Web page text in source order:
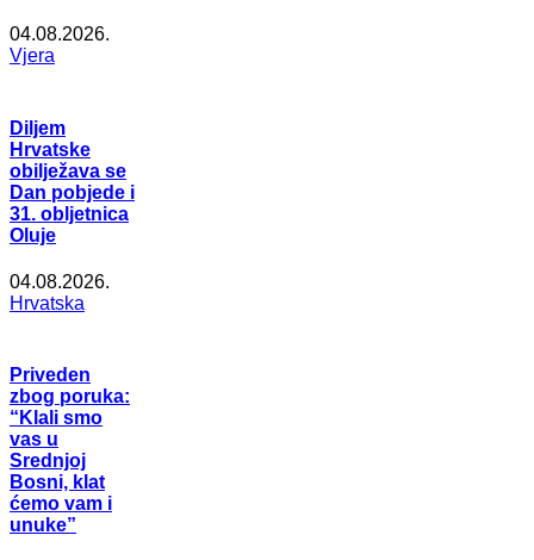
04.08.2026.
Vjera
Diljem
Hrvatske
obilježava se
Dan pobjede i
31. obljetnica
Oluje
04.08.2026.
Hrvatska
Priveden
zbog poruka:
“Klali smo
vas u
Srednjoj
Bosni, klat
ćemo vam i
unuke”